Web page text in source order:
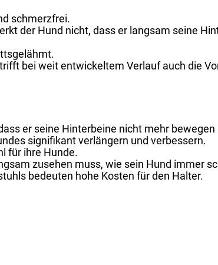
schmerzfrei.
der Hund nicht, dass er langsam seine
bei weit entwickeltem Verlauf auch die
er seine Hinterbeine nicht mehr bewegen
signifikant verlängern und verbessern.
für ihre Hunde.
zusehen muss, wie sein Hund immer
bedeuten hohe Kosten für den Halter.